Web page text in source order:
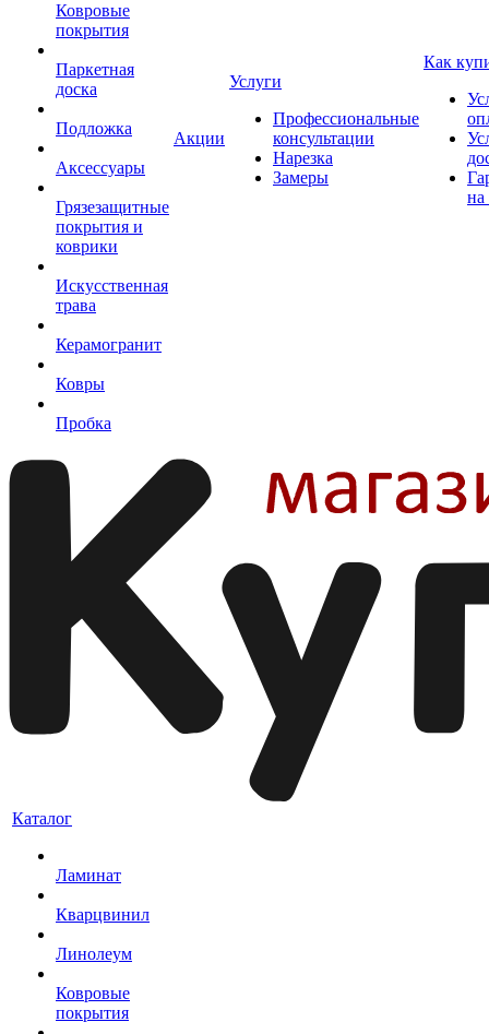
Ковровые
покрытия
Паркетная
доска
Подложка
Аксессуары
Грязезащитные
покрытия и
коврики
Искусственная
трава
Керамогранит
Ковры
Пробка
Акции
Услуги
Профессиональные
консультации
Нарезка
Замеры
Как
на
Каталог
Ламинат
Кварцвинил
Линолеум
Ковровые
покрытия